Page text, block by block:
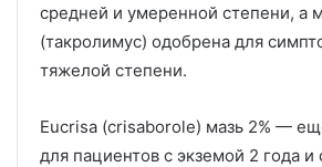
средней и умеренной степени, а
(такролимус) одобрена для
тяжелой степени.
Eucrisa (crisaborole) мазь 2% —
для пациентов с экземой 2 года и